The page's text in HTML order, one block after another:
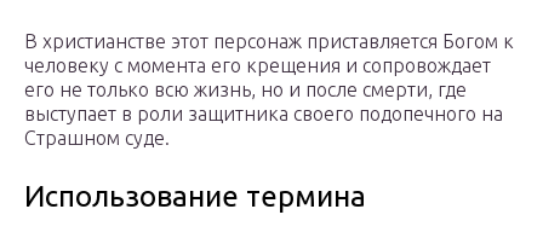
В христианстве этот персонаж приставляется Богом к
человеку с момента его крещения и сопровождает
его не только всю жизнь, но и после смерти, где
выступает в роли защитника своего подопечного на
Страшном суде.
Использование термина